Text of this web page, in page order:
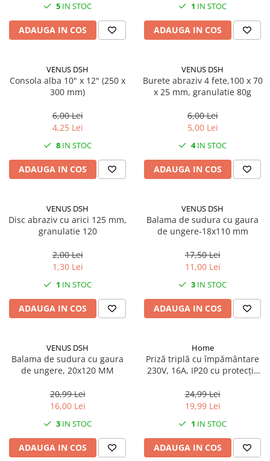
5 IN STOC
ADAUGA IN COS
1 IN STOC
ADAUGA IN COS
VENUS DSH
Consola alba 10" x 12" (250 x
300 mm)
6,00 Lei
4,25 Lei
8 IN STOC
ADAUGA IN COS
VENUS DSH
Burete abraziv 4 fete,100 x 70
x 25 mm, granulatie 80g
6,00 Lei
5,00 Lei
4IN STOC
ADAUGA IN COS
VENUS DSH
Disc abraziv cu arici 125 mm,
granulatie 120
2,00 Lei
1,30 Lei
1 IN STOC
ADAUGA IN COS
VENUS DSH
Balama de sudura cu gaura
de ungere-18x110 mm
17,50 Lei
11,00 Lei
3 IN STOC
ADAUGA IN COS
VENUS DSH
Balama de sudura cu gaura
de ungere, 20x120 MM
20,99 Lei
16,00 Lei
3 IN STOC
ADAUGA IN COS
Home
Priză triplă cu împământare
230V, 16A, IP20 cu protecție
24,99 Lei
19,99 Lei
1 IN STOC
ADAUGA IN COS